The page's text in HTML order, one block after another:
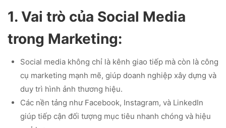
1. Vai trò của Social Media
trong Marketing:
Social media không chỉ là kênh giao tiếp mà còn là công
cụ marketing mạnh mẽ, giúp doanh nghiệp xây dựng và
duy trì hình ảnh thương hiệu.
Các nền tảng như Facebook, Instagram, và LinkedIn
giúp tiếp cận đối tượng mục tiêu nhanh chóng và hiệu